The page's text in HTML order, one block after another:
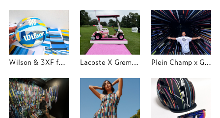
Wilson & 3XF festival - Trajectoire Studio Lacoste X Grems Industry - LLODF - Trajectoire Studio Plein Champ x Grems Industry 2024